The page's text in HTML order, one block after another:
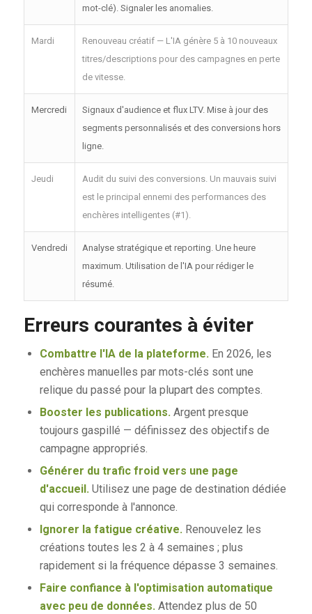
mot-clé). Signaler les anomalies.
Mardi
Renouveau créatif — L'IA génère 5 à 10 nouveaux
titres/descriptions pour des campagnes en perte
de vitesse.
Mercredi
Signaux d'audience et flux LTV. Mise à jour des
segments personnalisés et des conversions hors
ligne.
Jeudi
Audit du suivi des conversions. Un mauvais suivi
est le principal ennemi des performances des
enchères intelligentes (#1).
Vendredi
Analyse stratégique et reporting. Une heure
maximum. Utilisation de l'IA pour rédiger le
résumé.
Erreurs courantes à éviter
Combattre l'IA de la plateforme.En 2026, les
enchères manuelles par mots-clés sont une
relique du passé pour la plupart des comptes.
Booster les publications.Argent presque
toujours gaspillé — définissez des objectifs de
campagne appropriés.
Générer du trafic froid vers une page
d'accueil.Utilisez une page de destination dédiée
qui corresponde à l'annonce.
Ignorer la fatigue créative.Renouvelez les
créations toutes les 2 à 4 semaines ; plus
rapidement si la fréquence dépasse 3 semaines.
Faire confiance à l'optimisation automatique
avec peu de données.Attendez plus de 50